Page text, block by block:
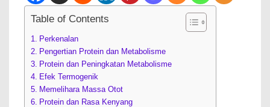
Table of Contents
Perkenalan
Pengertian Protein dan Metabolisme
Protein dan Peningkatan Metabolisme
Efek Termogenik
Memelihara Massa Otot
Protein dan Rasa Kenyang